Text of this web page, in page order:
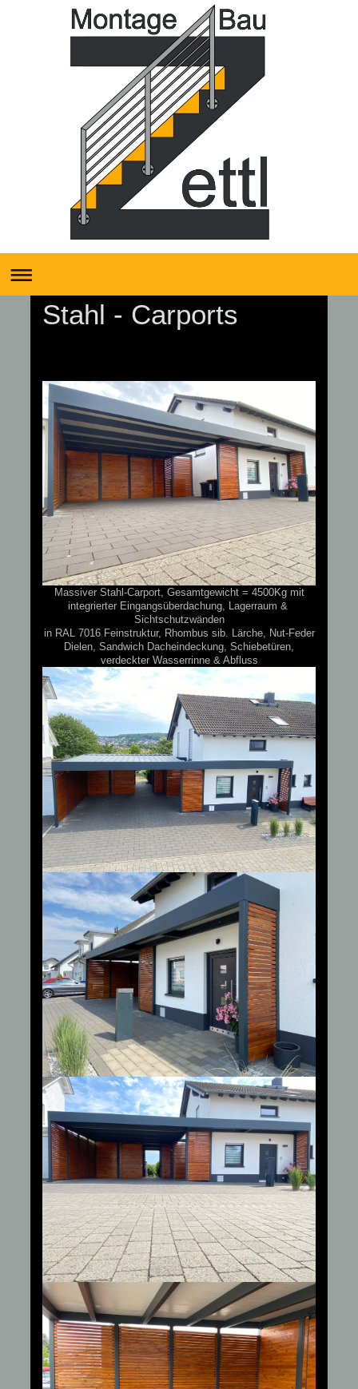
Stahl - Carports
Massiver Stahl-Carport, Gesamtgewicht = 4500Kg mit
integrierter Eingangsüberdachung, Lagerraum &
Sichtschutzwänden
in RAL 7016 Feinstruktur, Rhombus sib. Lärche, Nut-Feder
Dielen, Sandwich Dacheindeckung, Schiebetüren,
verdeckter Wasserrinne & Abfluss